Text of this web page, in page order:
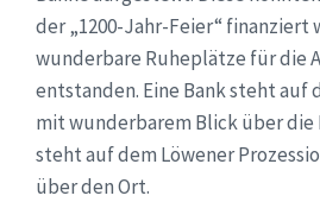
der „1200-Jahr-Feier“ finanziert
wunderbare Ruheplätze für die
entstanden. Eine Bank steht auf
mit wunderbarem Blick über die
steht auf dem Löwener
über den Ort.